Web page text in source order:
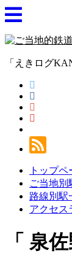
「えきログ
トップ
ご当地別
路線別駅
アクセス
泉